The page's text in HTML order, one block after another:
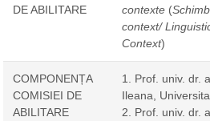
DE ABILITARE
contexte(
context/
Context)
COMPONENȚA
COMISIEI DE
ABILITARE
1. Prof. univ. dr.
Ileana,
2. Prof. univ. dr.